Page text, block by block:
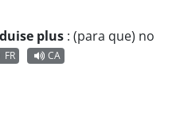
plus : (para que) no
FR CA